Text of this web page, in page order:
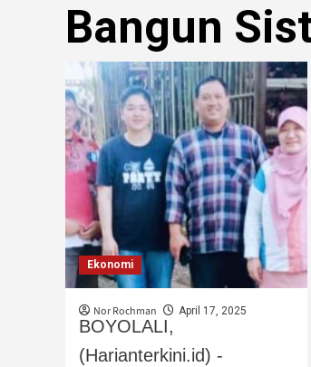
Bangun
Ekonomi
Nor Rochman April 17, 2025
BOYOLALI,
(Harianterkini.id) -